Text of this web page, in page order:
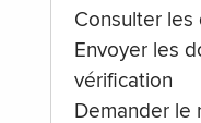
Consulter les
Envoyer les
vérification
Demander le